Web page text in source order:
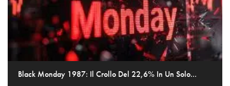
Black Monday 1987: Il Crollo Del 22,6% In Un Solo...